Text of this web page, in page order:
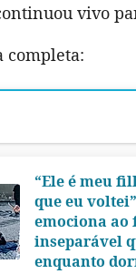
vivo
completa:
“Ele é meu
que eu
emociona ao
inseparável
enquanto